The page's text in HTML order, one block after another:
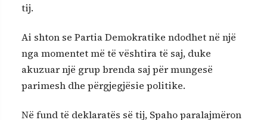
tij.
Ai shton se Partia Demokratike ndodhet në një
nga momentet më të vështira të saj, duke
akuzuar një grup brenda saj për mungesë
parimesh dhe përgjegjësie politike.
Në fund të deklaratës së tij, Spaho paralajmëron